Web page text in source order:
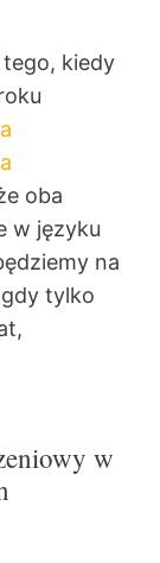
kiedy
oba
w języku
na
tylko
w